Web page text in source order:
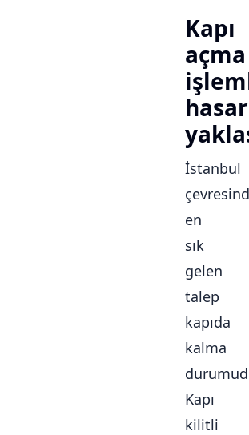
Kapı
açma
İstanbul
en
sık
gelen
talep
kapıda
kalma
Kapı
kilitli